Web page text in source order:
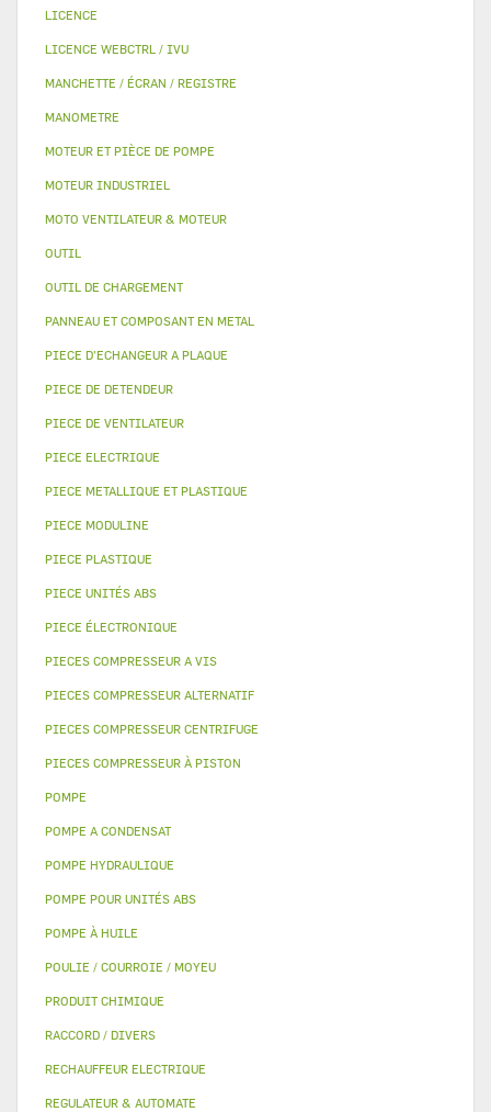
LICENCE
LICENCE WEBCTRL / IVU
MANCHETTE / ÉCRAN / REGISTRE
MANOMETRE
MOTEUR ET PIÈCE DE POMPE
MOTEUR INDUSTRIEL
MOTO VENTILATEUR & MOTEUR
OUTIL
OUTIL DE CHARGEMENT
PANNEAU ET COMPOSANT EN METAL
PIECE D'ECHANGEUR A PLAQUE
PIECE DE DETENDEUR
PIECE DE VENTILATEUR
PIECE ELECTRIQUE
PIECE METALLIQUE ET PLASTIQUE
PIECE MODULINE
PIECE PLASTIQUE
PIECE UNITÉS ABS
PIECE ÉLECTRONIQUE
PIECES COMPRESSEUR A VIS
PIECES COMPRESSEUR ALTERNATIF
PIECES COMPRESSEUR CENTRIFUGE
PIECES COMPRESSEUR À PISTON
POMPE
POMPE A CONDENSAT
POMPE HYDRAULIQUE
POMPE POUR UNITÉS ABS
POMPE À HUILE
POULIE / COURROIE / MOYEU
PRODUIT CHIMIQUE
RACCORD / DIVERS
RECHAUFFEUR ELECTRIQUE
REGULATEUR & AUTOMATE